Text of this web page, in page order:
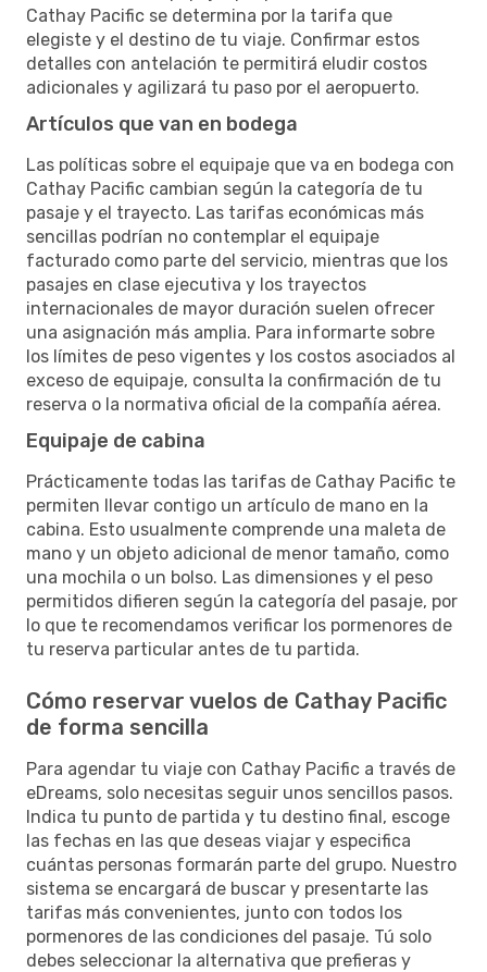
Cathay Pacific se determina por la tarifa que
elegiste y el destino de tu viaje. Confirmar estos
detalles con antelación te permitirá eludir costos
adicionales y agilizará tu paso por el aeropuerto.
Artículos que van en bodega
Las políticas sobre el equipaje que va en bodega con
Cathay Pacific cambian según la categoría de tu
pasaje y el trayecto. Las tarifas económicas más
sencillas podrían no contemplar el equipaje
facturado como parte del servicio, mientras que los
pasajes en clase ejecutiva y los trayectos
internacionales de mayor duración suelen ofrecer
una asignación más amplia. Para informarte sobre
los límites de peso vigentes y los costos asociados al
exceso de equipaje, consulta la confirmación de tu
reserva o la normativa oficial de la compañía aérea.
Equipaje de cabina
Prácticamente todas las tarifas de Cathay Pacific te
permiten llevar contigo un artículo de mano en la
cabina. Esto usualmente comprende una maleta de
mano y un objeto adicional de menor tamaño, como
una mochila o un bolso. Las dimensiones y el peso
permitidos difieren según la categoría del pasaje, por
lo que te recomendamos verificar los pormenores de
tu reserva particular antes de tu partida.
Cómo reservar vuelos de Cathay Pacific
de forma sencilla
Para agendar tu viaje con Cathay Pacific a través de
eDreams, solo necesitas seguir unos sencillos pasos.
Indica tu punto de partida y tu destino final, escoge
las fechas en las que deseas viajar y especifica
cuántas personas formarán parte del grupo. Nuestro
sistema se encargará de buscar y presentarte las
tarifas más convenientes, junto con todos los
pormenores de las condiciones del pasaje. Tú solo
debes seleccionar la alternativa que prefieras y